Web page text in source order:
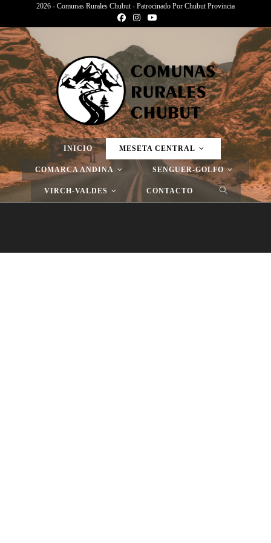
2026 - Comunas Rurales Chubut - Patrocinado Por Chubut Provincia
INICIO MESETA CENTRAL
COMARCA ANDINA SENGUER-GOLFO
VIRCH-VALDES CONTACTO
Página Nueva
> Página Nueva > Página Nueva